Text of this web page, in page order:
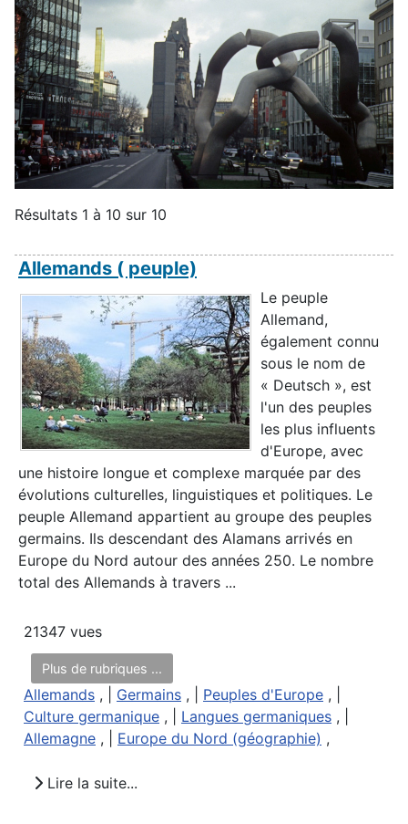
Résultats 1 à 10 sur 10
Allemands ( peuple)
Le peuple
Allemand,
également connu
sous le nom de
« Deutsch », est
l'un des peuples
les plus influents
d'Europe, avec
une histoire longue et complexe marquée par des
évolutions culturelles, linguistiques et politiques. Le
peuple Allemand appartient au groupe des peuples
germains. Ils descendant des Alamans arrivés en
Europe du Nord autour des années 250. Le nombre
total des Allemands à travers ...
21347 vues
Plus de rubriques ...
Allemands , | Germains , | Peuples d'Europe , |
Culture germanique , | Langues germaniques , |
Allemagne , | Europe du Nord (géographie) ,
Lire la suite...